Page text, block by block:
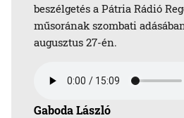
beszélgetés a Pátria Rádió
műsorának szombati
augusztus 27-én.
Gaboda László